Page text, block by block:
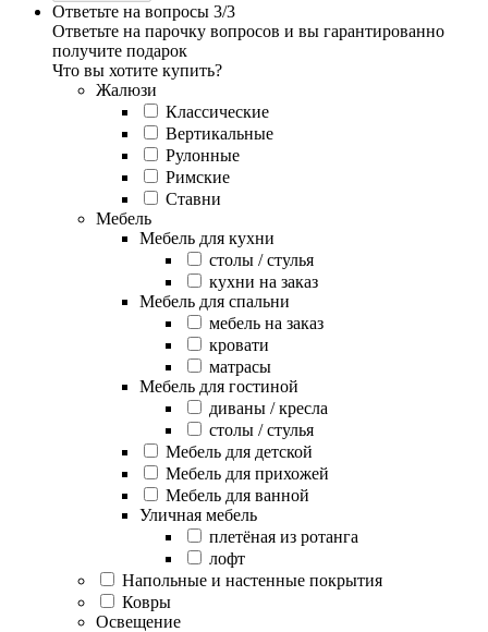
Ответьте на вопросы 3/3
Ответьте на парочку вопросов и вы гарантированно
получите подарок
Что вы хотите купить?
Жалюзи
Классические
Вертикальные
Рулонные
Римские
Ставни
Мебель
Мебель для кухни
столы / стулья
кухни на заказ
Мебель для спальни
мебель на заказ
кровати
матрасы
Мебель для гостиной
диваны / кресла
столы / стулья
Мебель для детской
Мебель для прихожей
Мебель для ванной
Уличная мебель
плетёная из ротанга
лофт
Напольные и настенные покрытия
Ковры
Освещение